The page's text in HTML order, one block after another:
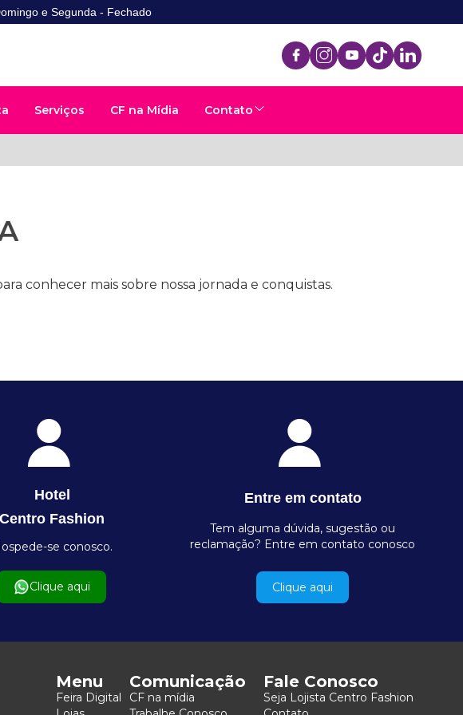
e Segunda - Fechado
Serviços CF na Mídia Contato
conhecer mais sobre nossa jornada e conquistas.
Hotel
Centro Fashion
se conosco.
Clique aqui
Entre em contato
Tem alguma dúvida, sugestão ou
reclamação? Entre em contato conosco
Clique aqui
Menu
Feira Digital
Comunicação
CF na mídia
Fale Conosco
Seja Lojista Centro Fashion